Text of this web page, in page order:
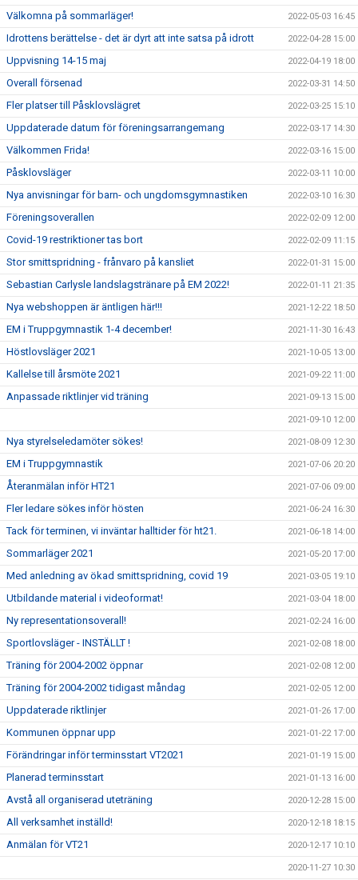
Välkomna på sommarläger! 2022-05-03 16:45
Idrottens berättelse - det är dyrt att inte satsa på idrott 2022-04-28 15:00
Uppvisning 14-15 maj 2022-04-19 18:00
Overall försenad 2022-03-31 14:50
Fler platser till Påsklovslägret 2022-03-25 15:10
Uppdaterade datum för föreningsarrangemang 2022-03-17 14:30
Välkommen Frida! 2022-03-16 15:00
Påsklovsläger 2022-03-11 10:00
Nya anvisningar för barn- och ungdomsgymnastiken 2022-03-10 16:30
Föreningsoverallen 2022-02-09 12:00
Covid-19 restriktioner tas bort 2022-02-09 11:15
Stor smittspridning - frånvaro på kansliet 2022-01-31 15:00
Sebastian Carlysle landslagstränare på EM 2022! 2022-01-11 21:35
Nya webshoppen är äntligen här!!! 2021-12-22 18:50
EM i Truppgymnastik 1-4 december! 2021-11-30 16:43
Höstlovsläger 2021 2021-10-05 13:00
Kallelse till årsmöte 2021 2021-09-22 11:00
Anpassade riktlinjer vid träning 2021-09-13 15:00
2021-09-10 12:00
Nya styrelseledamöter sökes! 2021-08-09 12:30
EM i Truppgymnastik 2021-07-06 20:20
Återanmälan inför HT21 2021-07-06 09:00
Fler ledare sökes inför hösten 2021-06-24 16:30
Tack för terminen, vi inväntar halltider för ht21. 2021-06-18 14:00
Sommarläger 2021 2021-05-20 17:00
Med anledning av ökad smittspridning, covid 19 2021-03-05 19:10
Utbildande material i videoformat! 2021-03-04 18:00
Ny representationsoverall! 2021-02-24 16:00
Sportlovsläger - INSTÄLLT ! 2021-02-08 18:00
Träning för 2004-2002 öppnar 2021-02-08 12:00
Träning för 2004-2002 tidigast måndag 2021-02-05 12:00
Uppdaterade riktlinjer 2021-01-26 17:00
Kommunen öppnar upp 2021-01-22 17:00
Förändringar inför terminsstart VT2021 2021-01-19 15:00
Planerad terminsstart 2021-01-13 16:00
Avstå all organiserad uteträning 2020-12-28 15:00
All verksamhet inställd! 2020-12-18 18:15
Anmälan för VT21 2020-12-17 10:10
2020-11-27 10:30